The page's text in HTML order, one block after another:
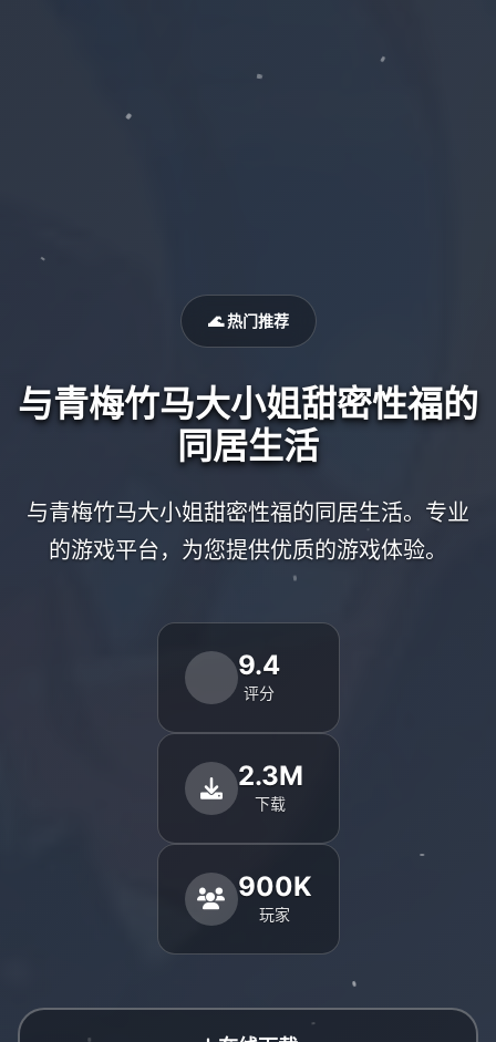
🌊 热门推荐
与青梅竹马大小姐甜密性福的
同居生活
与青梅竹马大小姐甜密性福的同居生活。专业
的游戏平台，为您提供优质的游戏体验。
9.4
评分
2.3M
下载
900K
玩家